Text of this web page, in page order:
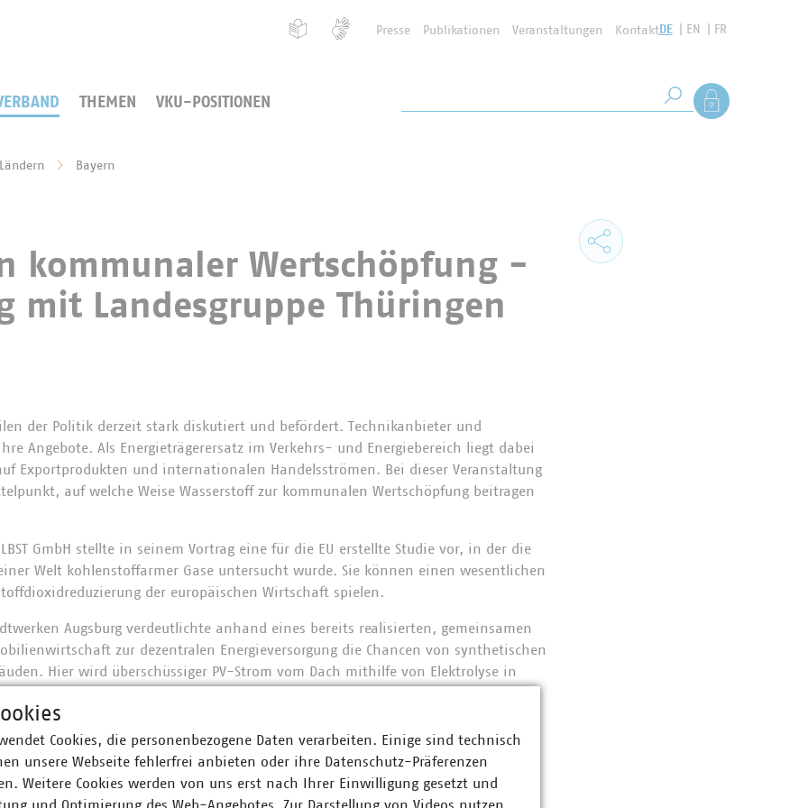
Presse Publikationen Veranstaltungen KontaktDE EN FR
THEMEN VKU-POSITIONEN Suche starten
Als Mitglied
Bayern
kommunaler Wertschöpfung -
mit Landesgruppe Thüringen
der Politik derzeit stark diskutiert und befördert. Technikanbieter und
Angebote. Als Energieträgerersatz im Verkehrs- und Energiebereich liegt dabei
Exportprodukten und internationalen Handelsströmen. Bei dieser Veranstaltung
auf welche Weise Wasserstoff zur kommunalen Wertschöpfung beitragen
GmbH stellte in seinem Vortrag eine für die EU erstellte Studie vor, in der die
Welt kohlenstoffarmer Gase untersucht wurde. Sie können einen wesentlichen
der europäischen Wirtschaft spielen.
Augsburg verdeutlichte anhand eines bereits realisierten, gemeinsamen
zur dezentralen Energieversorgung die Chancen von synthetischen
Hier wird überschüssiger PV-Strom vom Dach mithilfe von Elektrolyse in
Beisetzung von Kohlendioxid in synthetisches Erdgas umgewandelt. Bei
BHKWs und Brennwert-Thermen Strom und Wärme für die Mieter erzeugt.
Hubner von den Wasserwerken Sonneberg in Thüringen der in der Elektrolyse
Fokus. Er zeigte in seinem Vortrag die Möglichkeit diesen in der angrenzenden
Wasserstoff ist hier Nebenprodukt.
Cookies, die personenbezogene Daten verarbeiten. Einige sind technisch
unsere Webseite fehlerfrei anbieten oder ihre Datenschutz-Präferenzen
Weitere Cookies werden von uns erst nach Ihrer Einwilligung gesetzt und